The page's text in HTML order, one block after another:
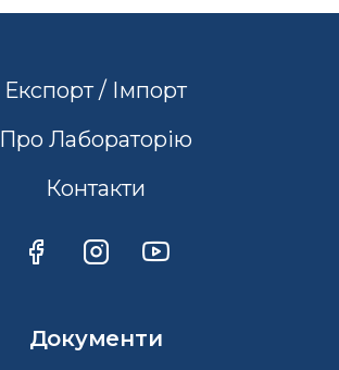
Експорт / Імпорт
Про Лабораторію
Контакти
Документи